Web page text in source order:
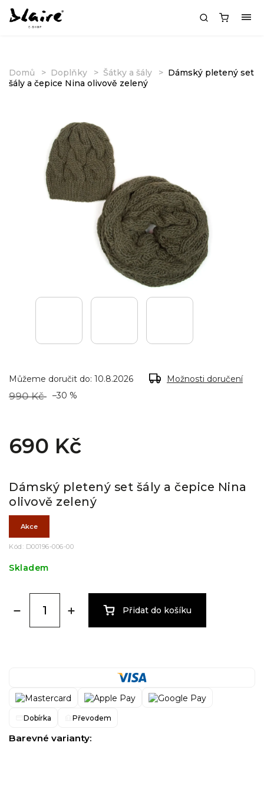
Domů Doplňky Šátky a šály
Dámský pletený set
šály a čepice Nina olivově zelený
Můžeme doručit do: 10.8.2026 Možnosti doručení
990 Kč –30 %
690 Kč
Dámský pletený set šály a čepice Nina
olivově zelený
Akce
Kód: D00196-006-00
Skladem
Přidat do košíku
Dobírka Převodem
Barevné varianty: